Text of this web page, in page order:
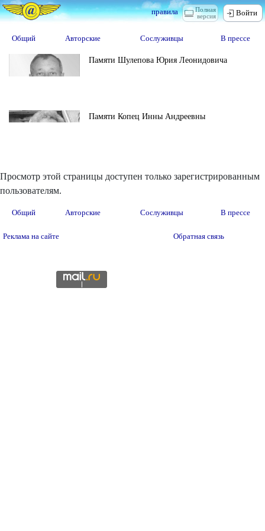
Полная
версия
правила Войти
Общий Авторские Сослуживцы В прессе
Памяти Шулепова Юрия Леонидовича
Памяти Копец Инны Андреевны
Просмотр этой страницы доступен только зарегистрированным
пользователям.
Общий Авторские Сослуживцы В прессе
Реклама на сайте Обратная связь